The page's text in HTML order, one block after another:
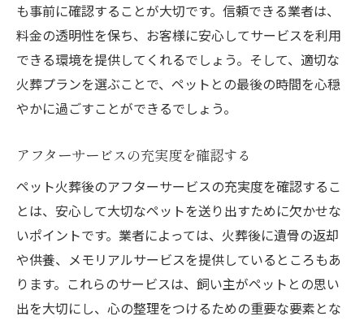
も事前に確認することが大切です。信頼できる業者は、
料金の透明性を保ち、お客様に安心してサービスを利用
できる環境を提供してくれるでしょう。そして、適切な
火葬プランを選ぶことで、ペットとの最後の時間を心穏
やかに過ごすことができるでしょう。
アフターサービスの充実度を確認する
ペット火葬後のアフターサービスの充実度を確認するこ
とは、安心して大切なペットを送り出すために欠かせな
いポイントです。業者によっては、火葬後に遺骨の返却
や供養、メモリアルサービスを提供しているところもあ
ります。これらのサービスは、飼い主がペットとの思い
出を大切にし、心の整理をつけるための重要な要素とな